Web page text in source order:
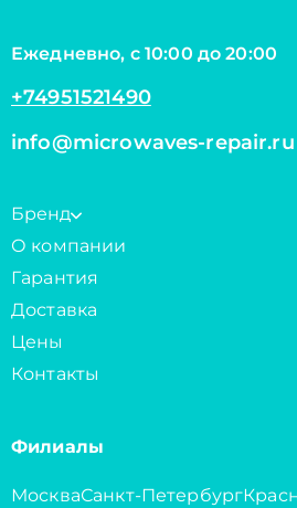
Ежедневно, с 10:00 до 20:00
+74951521490
info@microwaves-repair.ru
Бренд
О компании
Гарантия
Доставка
Цены
Контакты
Филиалы
МоскваСанкт-Петербург